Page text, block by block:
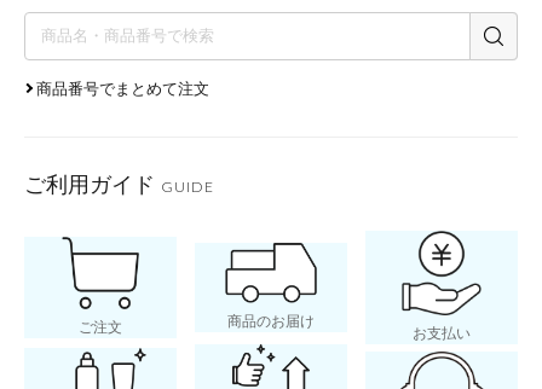
商品番号でまとめて注文
ご利用ガイド GUIDE
ご注文 商品のお届け
お支払い